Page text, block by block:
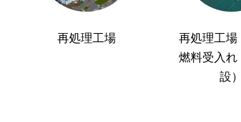
再処理工場
再処理工場
燃料受入れ
設